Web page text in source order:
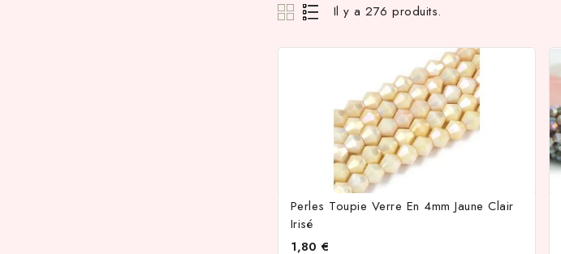
Il y a 276 produits.
Perles Toupie Verre En 4mm Jaune Clair
Irisé
1,80 €